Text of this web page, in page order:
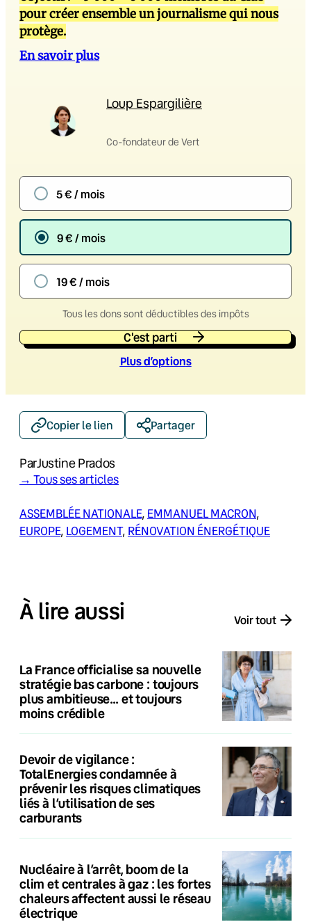
pour créer ensemble un journalisme qui nous
protège.
En savoir plus
Loup Espargilière
Co-fondateur de Vert
5 € / mois
9 € / mois
19 € / mois
Tous les dons sont déductibles des impôts
C'est parti
Plus d’options
Copier le lien Partager
ParJustine Prados
→ Tous ses articles
ASSEMBLÉE NATIONALE, EMMANUEL MACRON
EUROPE, LOGEMENT, RÉNOVATION ÉNERGÉTIQUE
À lire aussi Voir tout
La France officialise sa nouvelle
stratégie bas carbone : toujours
plus ambitieuse… et toujours
moins crédible
Devoir de vigilance :
TotalEnergies condamnée à
prévenir les risques climatiques
liés à l’utilisation de ses
carburants
Nucléaire à l’arrêt, boom de la
clim et centrales à gaz : les fortes
chaleurs affectent aussi le réseau
électrique